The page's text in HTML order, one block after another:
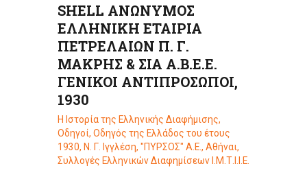
SHELL ΑΝΩΝΥΜΟΣ
ΕΛΛΗΝΙΚΗ ΕΤΑΙΡΙΑ
ΠΕΤΡΕΛΑΙΩΝ Π. Γ.
ΜΑΚΡΗΣ & ΣΙΑ Α.Β.Ε.Ε.
ΓΕΝΙΚΟΙ ΑΝΤΙΠΡΟΣΩΠΟΙ,
1930
Η Ιστορία της Ελληνικής Διαφήμισης,
Οδηγοί, Οδηγός της Ελλάδος του έτους
1930, Ν. Γ. Ιγγλέση, "ΠΥΡΣΟΣ" Α.Ε., Αθήναι,
Συλλογές Ελληνικών Διαφημίσεων Ι.Μ.Τ.Ι.Ι.Ε.